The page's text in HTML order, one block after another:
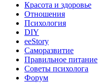
Красота и здоровье
Отношения
Психология
DIY
ееStory
Саморазвитие
Правильное питание
Советы психолога
Форум